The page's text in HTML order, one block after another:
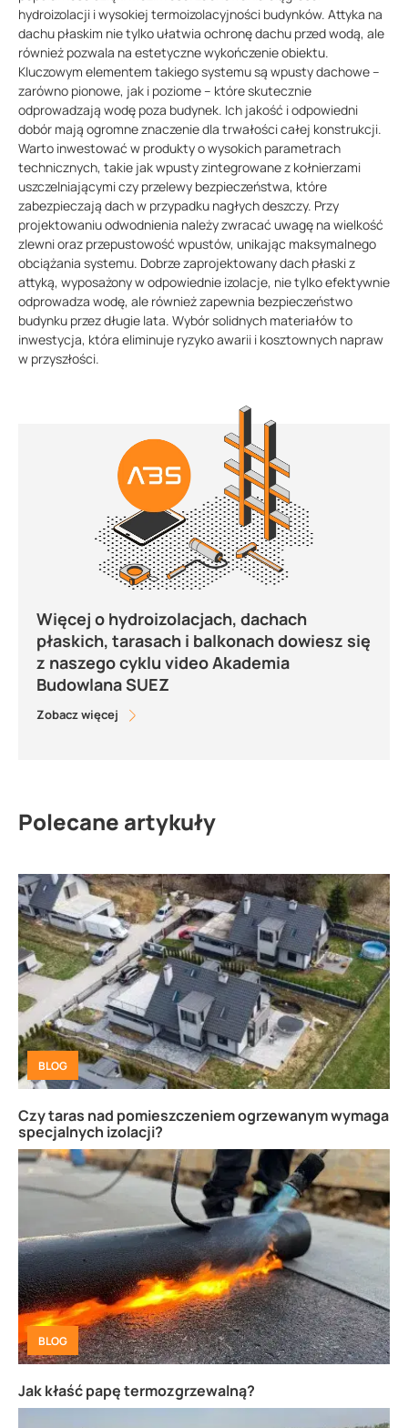
hydroizolacji i wysokiej termoizolacyjności budynków. Attyka na
dachu płaskim nie tylko ułatwia ochronę dachu przed wodą, ale
również pozwala na estetyczne wykończenie obiektu.
Kluczowym elementem takiego systemu są wpusty dachowe –
zarówno pionowe, jak i poziome – które skutecznie
odprowadzają wodę poza budynek. Ich jakość i odpowiedni
dobór mają ogromne znaczenie dla trwałości całej konstrukcji.
Warto inwestować w produkty o wysokich parametrach
technicznych, takie jak wpusty zintegrowane z kołnierzami
uszczelniającymi czy przelewy bezpieczeństwa, które
zabezpieczają dach w przypadku nagłych deszczy. Przy
projektowaniu odwodnienia należy zwracać uwagę na wielkość
zlewni oraz przepustowość wpustów, unikając maksymalnego
obciążania systemu. Dobrze zaprojektowany dach płaski z
attyką, wyposażony w odpowiednie izolacje, nie tylko efektywnie
odprowadza wodę, ale również zapewnia bezpieczeństwo
budynku przez długie lata. Wybór solidnych materiałów to
inwestycja, która eliminuje ryzyko awarii i kosztownych napraw
w przyszłości.
Więcej o hydroizolacjach, dachach
płaskich, tarasach i balkonach dowiesz się
z naszego cyklu video Akademia
Budowlana SUEZ
Zobacz więcej
Polecane artykuły
BLOG
Czy taras nad pomieszczeniem ogrzewanym wymaga
specjalnych izolacji?
BLOG
Jak kłaść papę termozgrzewalną?